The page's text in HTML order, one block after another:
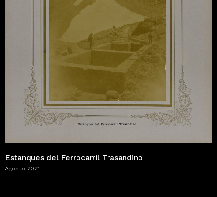
Estanques del Ferrocarril Trasandino
Agosto 2021